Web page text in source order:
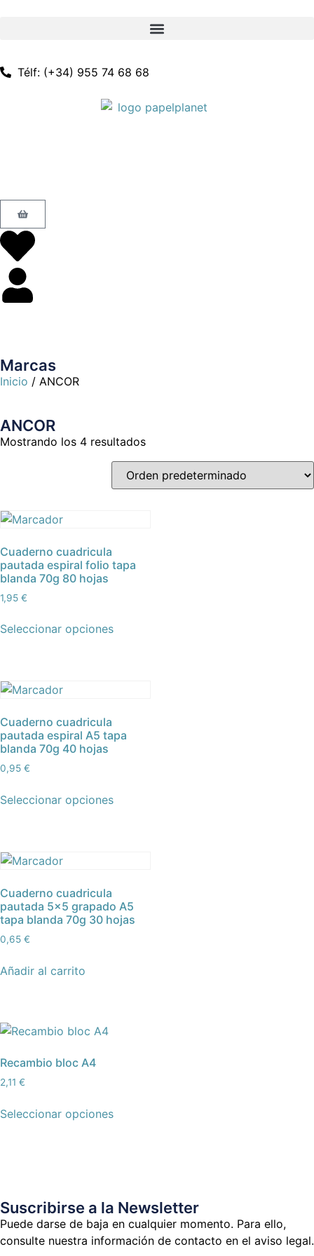
Télf: (+34) 955 74 68 68
Marcas
Inicio / ANCOR
ANCOR
Mostrando los 4 resultados
Cuaderno cuadricula
pautada espiral folio tapa
blanda 70g 80 hojas
1,95 €
Seleccionar opciones
Cuaderno cuadricula
pautada espiral A5 tapa
blanda 70g 40 hojas
0,95 €
Seleccionar opciones
Cuaderno cuadricula
pautada 5×5 grapado A5
tapa blanda 70g 30 hojas
0,65 €
Añadir al carrito
Recambio bloc A4
2,11 €
Seleccionar opciones
Suscribirse a la Newsletter
Puede darse de baja en cualquier momento. Para ello,
consulte nuestra información de contacto en el aviso legal.